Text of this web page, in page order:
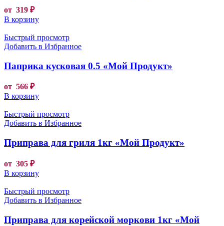
от 319 ₽
В корзину
Быстрый просмотр
Добавить в Избранное
Паприка кусковая 0.5 «Мой Продукт»
от 566 ₽
В корзину
Быстрый просмотр
Добавить в Избранное
Приправа для гриля 1кг «Мой Продукт»
от 305 ₽
В корзину
Быстрый просмотр
Добавить в Избранное
Приправа для корейской моркови 1кг «Мой